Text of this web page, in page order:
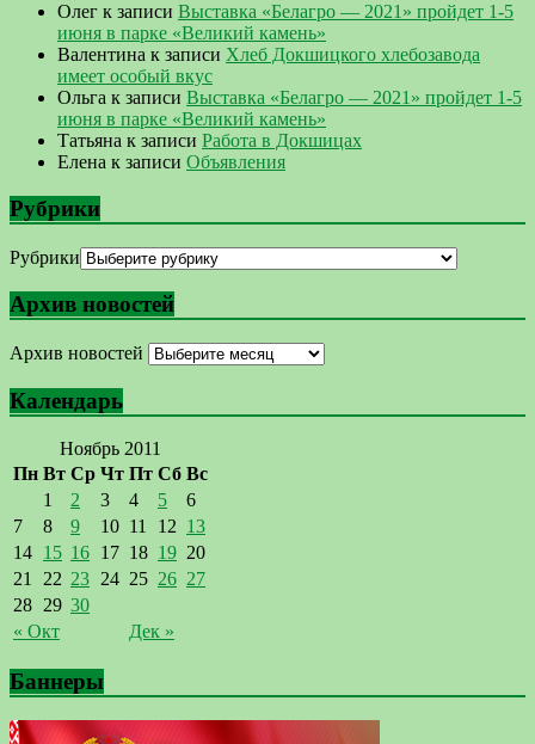
Олег к записи Выставка «Белагро — 2021» пройдет 1-5
июня в парке «Великий камень»
Валентина к записи Хлеб Докшицкого хлебозавода
имеет особый вкус
Ольга к записи Выставка «Белагро — 2021» пройдет 1-5
июня в парке «Великий камень»
Татьяна к записи Работа в Докшицах
Елена к записи Объявления
Рубрики
Рубрики
Архив новостей
Архив новостей
Календарь
Ноябрь 2011
Пн Вт Ср Чт Пт Сб Вс
« Окт Дек »
1 2 3 4 5
6
7
8 9 10 11 12 13
14 15 16 17 18 19 20
21
22 23 24 25 26 27
28 29 30
Баннеры